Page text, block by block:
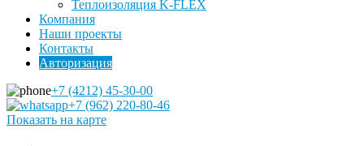
Теплоизоляция K-FLEX
Компания
Наши проекты
Контакты
Авторизация
+7 (4212) 45-30-00
+7 (962) 220-80-46
Показать на карте